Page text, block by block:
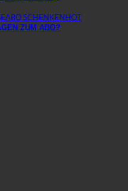
SCHENKEN
ZUM ABO?